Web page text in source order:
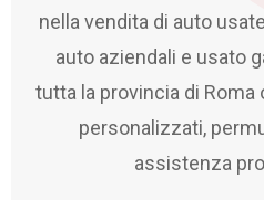
nella vendita di auto
auto aziendali e usato
tutta la provincia di
personalizzati,
assistenza